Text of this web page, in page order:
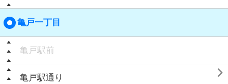
亀戸一丁目
亀戸駅前
亀戸駅通り 